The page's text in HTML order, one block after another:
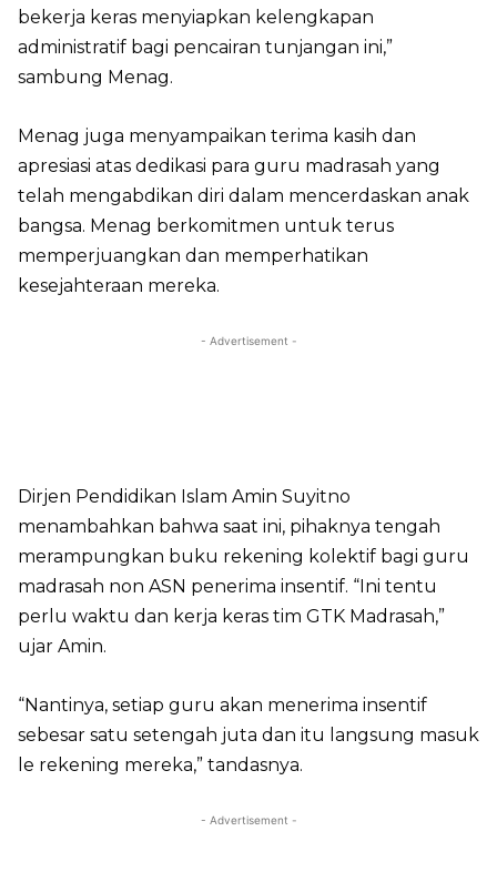
bekerja keras menyiapkan kelengkapan
administratif bagi pencairan tunjangan ini,”
sambung Menag.
Menag juga menyampaikan terima kasih dan
apresiasi atas dedikasi para guru madrasah yang
telah mengabdikan diri dalam mencerdaskan anak
bangsa. Menag berkomitmen untuk terus
memperjuangkan dan memperhatikan
kesejahteraan mereka.
- Advertisement -
Dirjen Pendidikan Islam Amin Suyitno
menambahkan bahwa saat ini, pihaknya tengah
merampungkan buku rekening kolektif bagi guru
madrasah non ASN penerima insentif. “Ini tentu
perlu waktu dan kerja keras tim GTK Madrasah,”
ujar Amin.
“Nantinya, setiap guru akan menerima insentif
sebesar satu setengah juta dan itu langsung masuk
le rekening mereka,” tandasnya.
- Advertisement -